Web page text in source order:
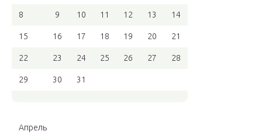
8 9 10 11 12 13 14
15 16 17 18 19 20 21
22 23 24 25 26 27 28
29 30 31
Апрель